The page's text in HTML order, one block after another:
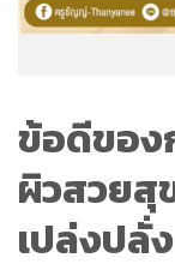
ข้อดีของ
ผิวสวยสุ
เปล่งปลั่ง